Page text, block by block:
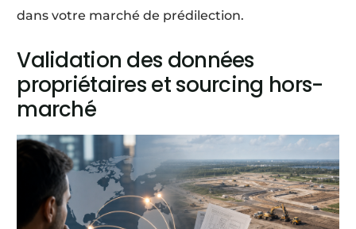
dans votre marché de prédilection.
Validation des données
propriétaires et sourcing hors-
marché